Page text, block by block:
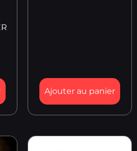
Ajouter au panier